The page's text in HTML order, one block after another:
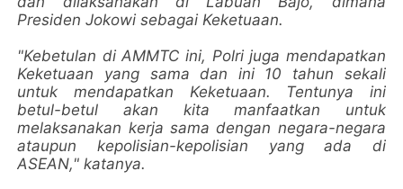
Presiden Jokowi sebagai Keketuaan.
"Kebetulan di AMMTC ini, Polri juga mendapatkan
Keketuaan yang sama dan ini 10 tahun sekali
untuk mendapatkan Keketuaan. Tentunya ini
betul-betul akan kita manfaatkan untuk
melaksanakan kerja sama dengan negara-negara
ataupun kepolisian-kepolisian yang ada di
ASEAN," katanya.